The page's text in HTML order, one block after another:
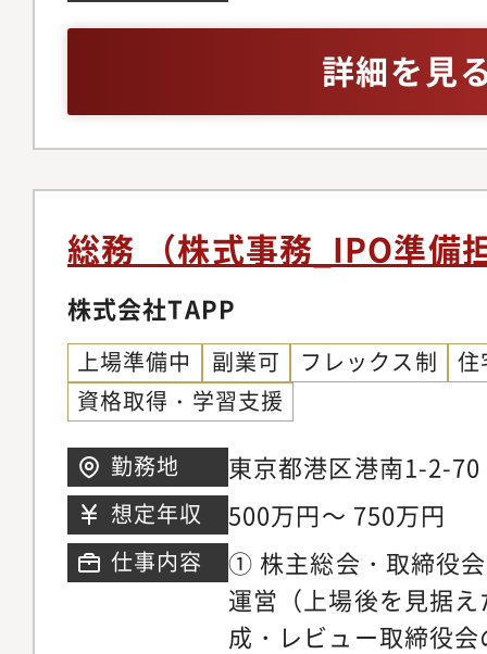
会社法、金融商品取
いた企業統治体制の
の要請に基づく内部
用サポート。開示資
ト：有価証券報告書
品取引法に基づく適
ト。投資家向け広報
側面からのサポート
らの法務相談への対
における法的デュー
び契約交渉サポート
のキャッチアップと
契約書の審査・作成
ビュー）- 株式業務
営および対応- コンプ
実施、運用フォロー-
規程の作成、改定お
士等の外部専門家と
長フェーズにおける
はデータが集積する
能のリリースや事業
な法的論点が生じる
た際は法務マネージ
しながら対応してい
AIを含む各種ITツー
り、業務においても
率的に進めていただ
す。
または 取締役会/株
持ちの方詳細を見
総務 （株式事務_IPO準備
株式会社TAPP
上場準備中 副業可 フレックス制
住
資格取得・学習支援
勤務地
東京都港区港南1-2-
階
想定年収 500万円～ 750万円
仕事内容
① 株主総会・取締役
運営（上場後を見据
成・レビュー取締役